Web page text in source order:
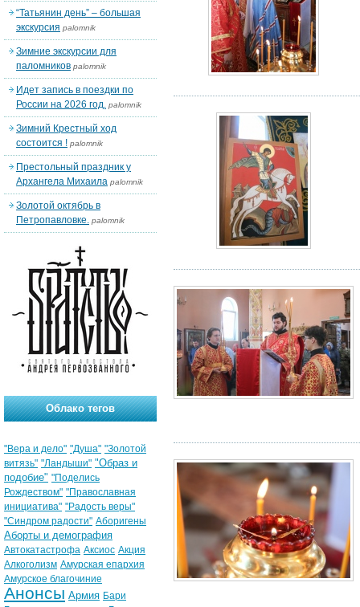
“Татьянин день” – большая
экскурсия palomnik
Зимние экскурсии для
паломников palomnik
Идет запись в поездки по
России на 2026 год. palomnik
Зимний Крестный ход
состоится ! palomnik
Престольный праздник у
Архангела Михаила palomnik
Золотой октябрь в
Петропавловке. palomnik
Облако тегов
"Вера и дело" "Душа" "Золотой
витязь" "Ландыши" "Образ и
подобие" "Поделись
Рождеством" "Православная
инициатива" "Радость веры"
"Синдром радости" Аборигены
Аборты и демография
Автокатастрофа Аксиос Акция
Алкоголизм Амурская епархия
Амурское благочиние
Анонсы Армия Бари